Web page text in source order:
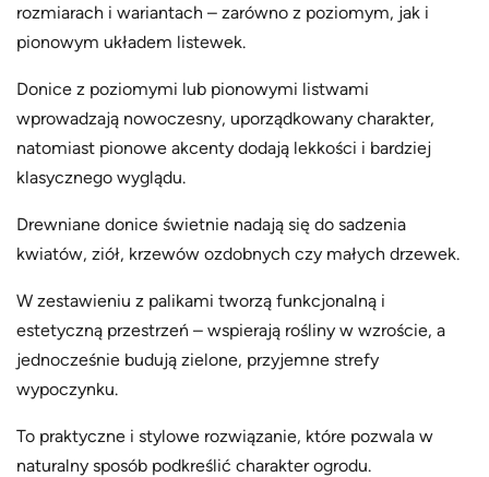
rozmiarach i wariantach – zarówno z poziomym, jak i
pionowym układem listewek.
Donice z poziomymi lub pionowymi listwami
wprowadzają nowoczesny, uporządkowany charakter,
natomiast pionowe akcenty dodają lekkości i bardziej
klasycznego wyglądu.
Drewniane donice świetnie nadają się do sadzenia
kwiatów, ziół, krzewów ozdobnych czy małych drzewek.
W zestawieniu z palikami tworzą funkcjonalną i
estetyczną przestrzeń – wspierają rośliny w wzroście, a
jednocześnie budują zielone, przyjemne strefy
wypoczynku.
To praktyczne i stylowe rozwiązanie, które pozwala w
naturalny sposób podkreślić charakter ogrodu.